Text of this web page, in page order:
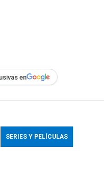
en
SERIES Y PELÍCULAS